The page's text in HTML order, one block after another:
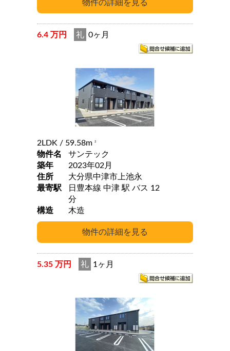
6.4 万円 礼 0ヶ月
2LDK / 59.58m 2
物件名
サンテック
築年
2023年02月
住所
大分県中津市上池永
最寄駅
日豊本線 中津 駅 バス 12
分
構造
木造
5.35 万円 礼 1ヶ月